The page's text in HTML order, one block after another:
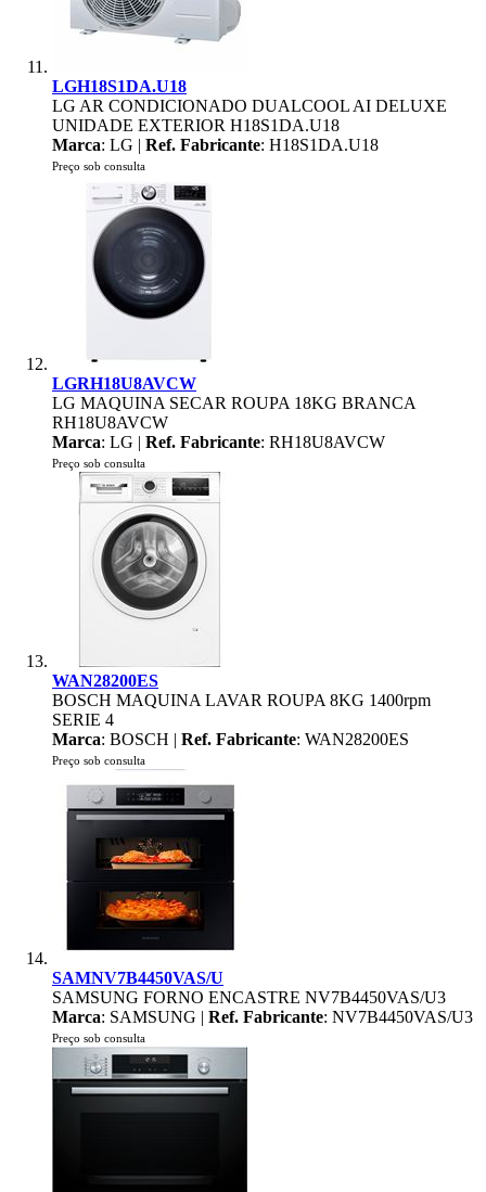
LGH18S1DA.U18
LG AR CONDICIONADO DUALCOOL AI DELUXE
UNIDADE EXTERIOR H18S1DA.U18
Marca: LG | Ref. Fabricante: H18S1DA.U18
Preço sob consulta
LGRH18U8AVCW
LG MAQUINA SECAR ROUPA 18KG BRANCA
RH18U8AVCW
Marca: LG | Ref. Fabricante: RH18U8AVCW
Preço sob consulta
WAN28200ES
BOSCH MAQUINA LAVAR ROUPA 8KG 1400rpm
SERIE 4
Marca: BOSCH | Ref. Fabricante: WAN28200ES
Preço sob consulta
SAMNV7B4450VAS/U
SAMSUNG FORNO ENCASTRE NV7B4450VAS/U3
Marca: SAMSUNG | Ref. Fabricante: NV7B4450VAS/U3
Preço sob consulta